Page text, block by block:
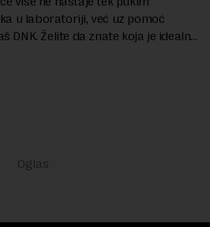
u laboratoriji, već uz pomoć
DNK. Želite da znate koja je idealna